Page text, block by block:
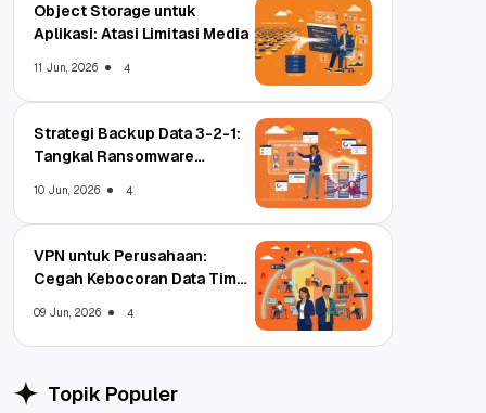
Object Storage untuk
Aplikasi: Atasi Limitasi Media
11 Jun, 2026 4
Strategi Backup Data 3-2-1:
Tangkal Ransomware
10 Jun, 2026 4
VPN untuk Perusahaan:
Cegah Kebocoran Data Tim
09 Jun, 2026 4
Topik Populer